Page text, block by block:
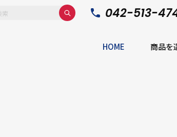
042-513-
HOME 商品を